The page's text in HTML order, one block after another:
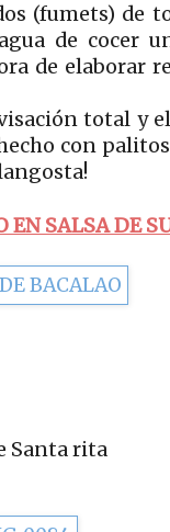
(fumets) de
de cocer
de elaborar
total y
con
EN SALSA DE
Santa rita